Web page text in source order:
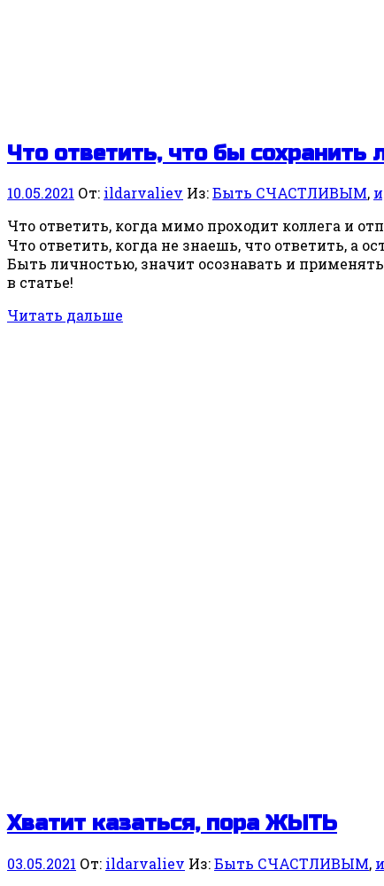
Что ответить, что бы сохранить
10.05.2021 От: ildarvaliev Из:Быть СЧАСТЛИВЫМ,
Что ответить, когда мимо проходит коллега и
Что ответить, когда не знаешь, что ответить, а
Быть личностью, значит осознавать и
в статье!
Читать дальше
Хватит казаться, пора ЖЫТЬ
03.05.2021 От: ildarvaliev Из:Быть СЧАСТЛИВЫМ,